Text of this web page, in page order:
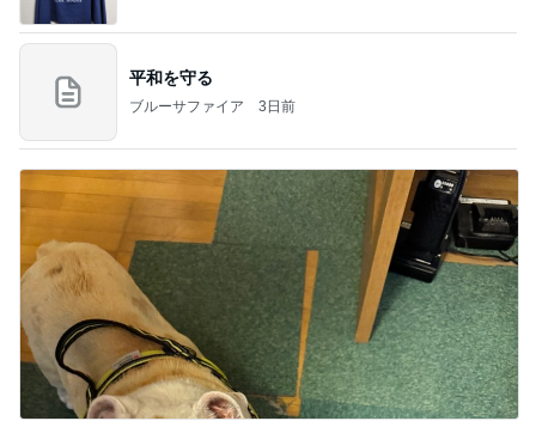
平和を守る
ブルーサファイア 3日前